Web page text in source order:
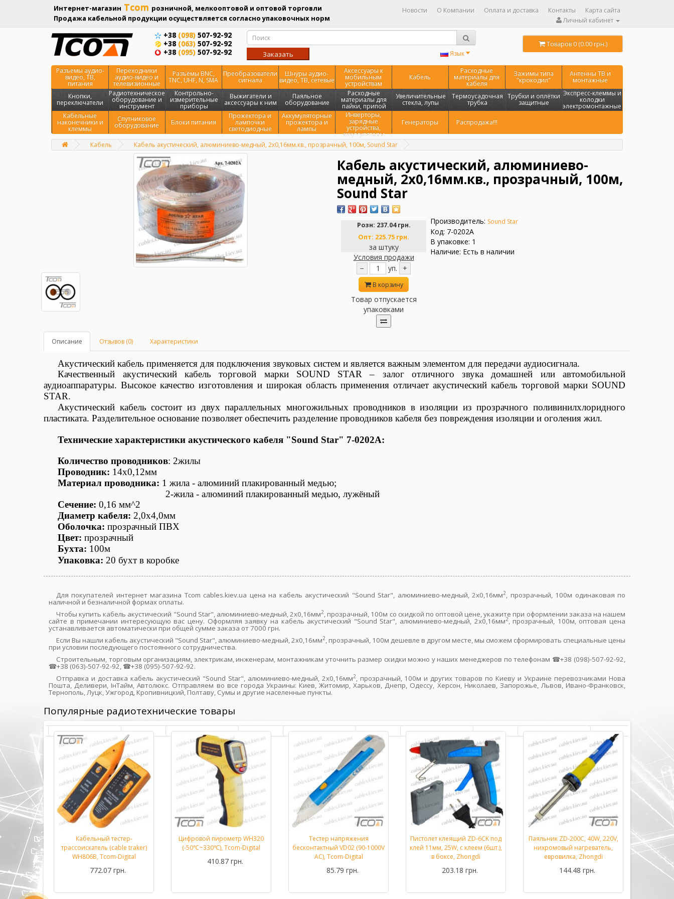
Интернет-магазин Tcom розничной, мелкооптовой и оптовой торговли
Продажа кабельной продукции осуществляется согласно упаковочных норм
Новости О Компании Оплата и доставка Контакты
Карта сайта
Личный кабинет
+38 (098) 507-92-92
+38 (063) 507-92-92
+38 (095) 507-92-92
Заказать
звонок
Язык
Товаров 0 (0.00 грн.)
Разъемы аудио-
видео, ТВ,
питания
Переходники
аудио-видео и
телевизионные
Разъёмы BNC,
TNC, UHF, N, SMA
Преобразователи
сигнала
Шнуры аудио-
видео, ТВ, сетевые
Аксессуары к
мобильным
устройствам
Кабель
Расходные
материалы для
кабеля
Зажимы типа
"крокодил"
Антенны ТВ и
монтажные
Кнопки,
переключатели
Радиотехническое
оборудование и
инструмент
Контрольно-
измерительные
приборы
Выжигатели и
аксессуары к ним
Паяльное
оборудование
Расходные
материалы для
пайки, припой
Увеличительные
стекла, лупы
Термоусадочная
трубка
Трубки и оплётки
защитные
Экспресс-клеммы и
колодки
электромонтажные
Кабельные
наконечники и
клеммы
Спутниковое
оборудование Блоки питания
Прожектора и
лампочки
светодиодные
Аккумуляторные
прожектора и
лампы
Инверторы,
зарядные
устройства,
аккумуляторы
Генераторы Распродажа!!!
Главная
Кабель Кабель акустический, алюминиево-медный, 2х0,16мм.кв., прозрачный, 100м, Sound Star
Кабель акустический, алюминиево-
медный, 2х0,16мм.кв., прозрачный, 100м,
Sound Star
Розн: 237.04 грн.
Опт: 225.75 грн.
за штуку
Условия продажи
−
уп. +
В корзину
Товар отпускается
упаковками
Производитель: Sound Star
Код: 7-0202A
В упаковке: 1
Наличие: Есть в наличии
Описание Отзывов (0) Характеристики
Акустический кабель применяется для подключения звуковых систем и является важным элементом для передачи аудиосигнала.
Качественный акустический кабель торговой марки SOUND STAR – залог отличного звука домашней или автомобильной
аудиоаппаратуры. Высокое качество изготовления и широкая область применения отличает акустический кабель торговой марки SOUND
STAR.
Акустический кабель состоит из двух параллельных многожильных проводников в изоляции из прозрачного поливинилхлоридного
пластиката. Разделительное основание позволяет обеспечить разделение проводников кабеля без повреждения изоляции и оголения жил.
Технические характеристики акустического кабеля "Sound Star" 7-0202А:
Количество проводников: 2жилы
Проводник: 14х0,12мм
Материал проводника: 1 жила - алюминий плакированный медью;
2-жила - алюминий плакированный медью, лужёный
Сечение: 0,16 мм^2
Диаметр кабеля: 2,0х4,0мм
Оболочка: прозрачный ПВХ
Цвет: прозрачный
Бухта: 100м
Упаковка: 20 бухт в коробке
Для покупателей интернет магазина Tcom cables.kiev.ua цена на кабель акустический "Sound Star", алюминиево-медный, 2х0,16мм2, прозрачный, 100м одинаковая по
наличной и безналичной формах оплаты.
Чтобы купить кабель акустический "Sound Star", алюминиево-медный, 2х0,16мм2, прозрачный, 100м со скидкой по оптовой цене, укажите при оформлении заказа на нашем
сайте в примечании интересующую вас цену. Оформляя заявку на кабель акустический "Sound Star", алюминиево-медный, 2х0,16мм2, прозрачный, 100м, оптовая цена
устанавливается автоматически при общей сумме заказа от 7000 грн.
Если Вы нашли кабель акустический "Sound Star", алюминиево-медный, 2х0,16мм2, прозрачный, 100м дешевле в другом месте, мы сможем сформировать специальные цены
при условии последующего постоянного сотрудничества.
Строительным, торговым организациям, электрикам, инженерам, монтажникам уточнить размер скидки можно у наших менеджеров по телефонам ☎+38 (098)-507-92-92,
☎+38 (063)-507-92-92, ☎+38 (095)-507-92-92.
Отправка и доставка кабель акустический "Sound Star", алюминиево-медный, 2х0,16мм2, прозрачный, 100м и других товаров по Киеву и Украине перевозчиками Нова
Пошта, Деливери, ІнТайм, Автолюкс. Отправляем во все города Украины: Киев, Житомир, Харьков, Днепр, Одессу, Херсон, Николаев, Запорожье, Львов, Ивано-Франковск,
Тернополь, Луцк, Ужгород, Кропивницкий, Полтаву, Сумы и другие населенные пункты.
Популярные радиотехнические товары
DT33B
Digital
Подробнее...
Кабельный тестер-
трассоискатель (cable traker)
WH806B, Tcom-Digital
772.07 грн.
Подробнее...
Цифровой пирометр WH320
(-50℃~330℃), Tcom-Digital
410.87 грн.
Подробнее...
Тестер напряжения
бесконтактный VD02 (90-1000V
AC), Tcom-Digital
85.79 грн.
Подробнее...
Пистолет клеящий ZD-6CK под
клей 11мм, 25W, с клеем (6шт.),
в боксе, Zhongdi
203.18 грн.
Подробнее...
Паяльник ZD-200C, 40W, 220V,
нихромовый нагреватель,
евровилка, Zhongdi
144.48 грн.
Подробнее...70W